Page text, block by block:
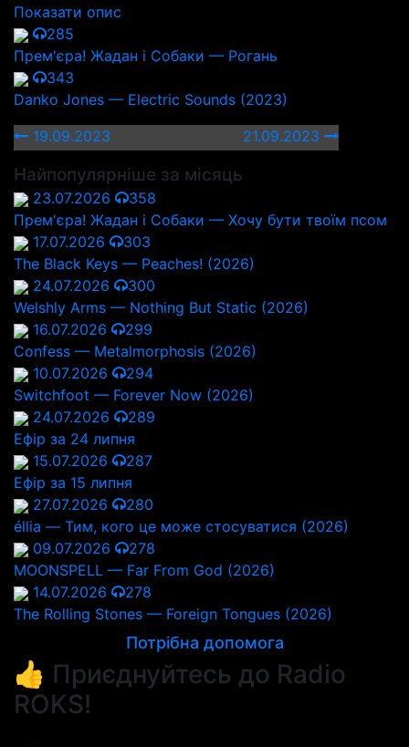
Показати опис
285
Прем'єра! Жадан і Собаки — Рогань
343
Danko Jones — Electric Sounds (2023)
19.09.2023
21.09.2023
Найпопулярніше за місяць
23.07.2026
358
Прем'єра! Жадан і Собаки — Хочу бути твоїм псом
17.07.2026
303
The Black Keys — Peaches! (2026)
24.07.2026
300
Welshly Arms — Nothing But Static (2026)
16.07.2026
299
Confess — Metalmorphosis (2026)
10.07.2026
294
Switchfoot — Forever Now (2026)
24.07.2026
289
Ефір за 24 липня
15.07.2026
287
Ефір за 15 липня
27.07.2026
280
éllia — Тим, кого це може стосуватися (2026)
09.07.2026
278
MOONSPELL — Far From God (2026)
14.07.2026
278
The Rolling Stones — Foreign Tongues (2026)
Потрібна допомога
👍 Приєднуйтесь до Radio
ROKS!